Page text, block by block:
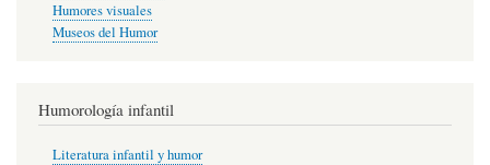
Humores visuales
Museos del Humor
Humorología infantil
Literatura infantil y humor